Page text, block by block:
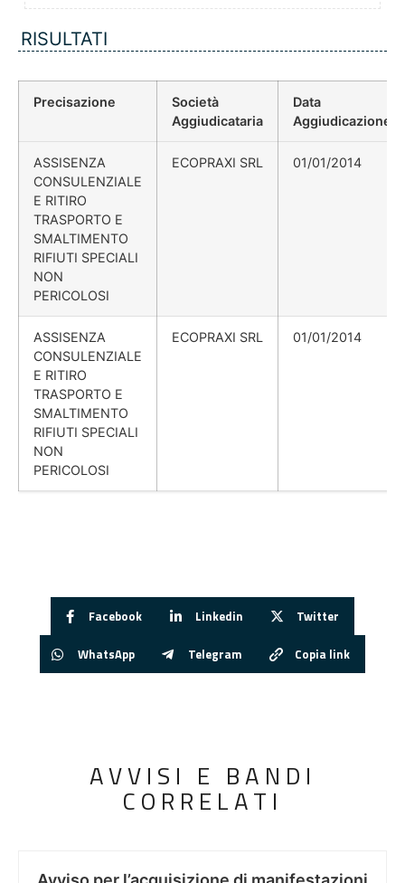
RISULTATI
Precisazione
Società
Aggiudicataria
Data
Aggiudicazione
ASSISENZA
CONSULENZIALE
E RITIRO
TRASPORTO E
SMALTIMENTO
RIFIUTI SPECIALI
NON
PERICOLOSI
ECOPRAXI SRL 01/01/2014
ASSISENZA
CONSULENZIALE
E RITIRO
TRASPORTO E
SMALTIMENTO
RIFIUTI SPECIALI
NON
PERICOLOSI
ECOPRAXI SRL 01/01/2014
Facebook Linkedin Twitter
WhatsApp Telegram Copia link
AVVISI E BANDI
CORRELATI